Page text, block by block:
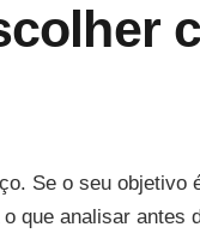
Se o seu
que analisar antes